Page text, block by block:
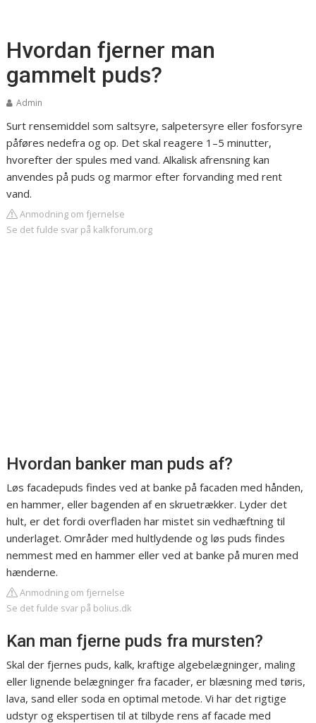
Hvordan fjerner man
gammelt puds?
Admin
Surt rensemiddel som saltsyre, salpetersyre eller fosforsyre
påføres nedefra og op. Det skal reagere 1–5 minutter,
hvorefter der spules med vand. Alkalisk afrensning kan
anvendes på puds og marmor efter forvanding med rent
vand.
Anmodning om fjernelse
Se det fulde svar på kalkforum.org
Hvordan banker man puds af?
Løs facadepuds findes ved at banke på facaden med hånden,
en hammer, eller bagenden af en skruetrækker. Lyder det
hult, er det fordi overfladen har mistet sin vedhæftning til
underlaget. Områder med hultlydende og løs puds findes
nemmest med en hammer eller ved at banke på muren med
hænderne.
Anmodning om fjernelse
Se det fulde svar på bolius.dk
Kan man fjerne puds fra mursten?
Skal der fjernes puds, kalk, kraftige algebelægninger, maling
eller lignende belægninger fra facader, er blæsning med tøris,
lava, sand eller soda en optimal metode. Vi har det rigtige
udstyr og ekspertisen til at tilbyde rens af facade med